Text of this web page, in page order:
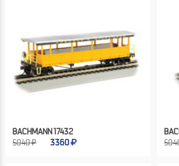
BACHMANN 17432
5040 ₽
3360